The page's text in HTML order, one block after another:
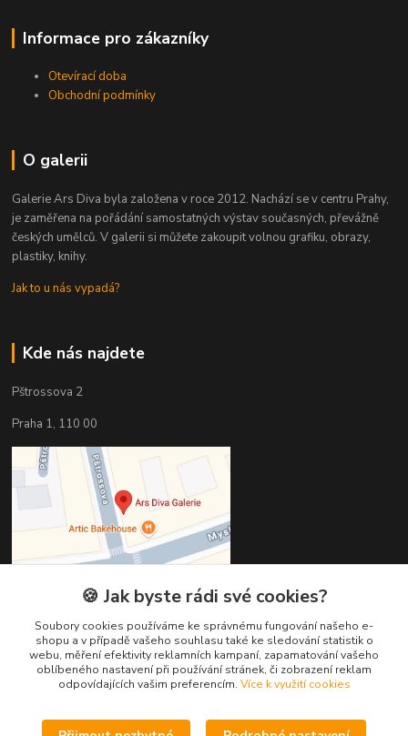
Informace pro zákazníky
Otevírací doba
Obchodní podmínky
O galerii
Galerie Ars Diva byla založena v roce 2012. Nachází se v centru Prahy,
je zaměřena na pořádání samostatných výstav současných, převážně
českých umělců. V galerii si můžete zakoupit volnou grafiku, obrazy,
plastiky, knihy.
Jak to u nás vypadá?
Kde nás najdete
Pštrossova 2
Praha 1, 110 00
Kontakty
+420 603 821 712
🍪 Jak byste rádi své cookies?
Soubory cookies používáme ke správnému fungování našeho e-
shopu a v případě vašeho souhlasu také ke sledování statistik o
webu, měření efektivity reklamních kampaní, zapamatování vašeho
oblíbeného nastavení při používání stránek, či zobrazení reklam
odpovídajících vašim preferencím. Více k využití cookies